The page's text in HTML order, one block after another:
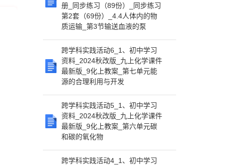
册_同步练习（89份）_同步练习
第2套（69份）_4.4人体内的物
质运输_第3节输送血液的泵
跨学科实践活动6_1、初中学习
资料_2024秋改版_九上化学课件
最新版_9化上教案_第七单元能
源的合理利用与开发
跨学科实践活动5_1、初中学习
资料_2024秋改版_九上化学课件
最新版_9化上教案_第六单元碳
和碳的氧化物
跨学科实践活动4_1、初中学习